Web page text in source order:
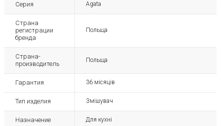
Серия Agata
Страна
регистрации
бренда
Польща
Страна-
производитель
Польща
Гарантия 36 місяців
Тип изделия Змішувач
Назначение Для кухні